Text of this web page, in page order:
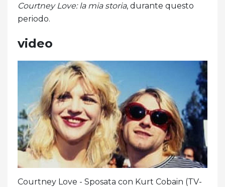
Courtney Love: la mia storia, durante questo
periodo.
video
Courtney Love - Sposata con Kurt Cobain (TV-